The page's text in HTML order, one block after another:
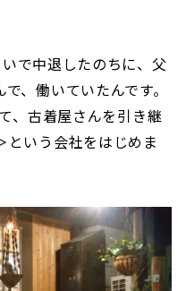
いで中退したのちに、父
、働いていたんです。
、古着屋さんを引き継
という会社をはじめま